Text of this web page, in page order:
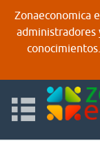
Zonaeconomica
administradores